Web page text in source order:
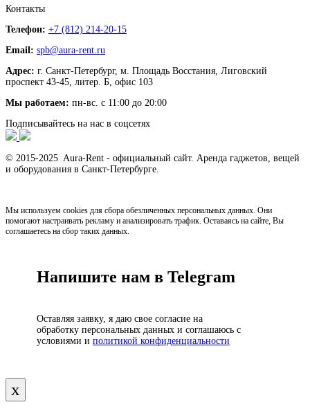
Контакты
Телефон: +7 (812) 214-20-15
Email: spb@aura-rent.ru
Адрес: г. Санкт-Петербург, м. Площадь Восстания, Лиговский
проспект 43-45, литер. Б, офис 103
Мы работаем: пн-вс. с 11:00 до 20:00
Подписывайтесь на нас в соцсетях
© 2015-2025 Aura-Rent - официальный сайт. Аренда гаджетов, вещей
и оборудования в Санкт-Петербурге.
Мы используем cookies для сбора обезличенных персональных данных. Они
помогают настраивать рекламу и анализировать трафик. Оставаясь на сайте, Вы
соглашаетесь на сбор таких данных.
Напишите нам в Telegram
Оставляя заявку, я даю свое согласие на
обработку персональных данных и соглашаюсь с
условиями и политикой конфиденциальности
х